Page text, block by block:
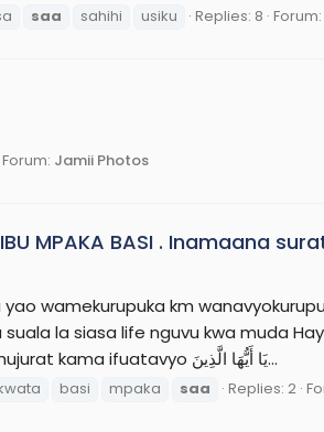
saa sahihi usiku Replies: 8 Forum:
Forum: Jamii Photos
MPAKA BASI . Inamaana
wamekurupuka km
la siasa life nguvu kwa muda
anasema katika verse no.6 katika suratul hujurat kama ifuatavyo يَا أَيُّهَا الَّذِينَ...
basi mpaka saa Replies: 2